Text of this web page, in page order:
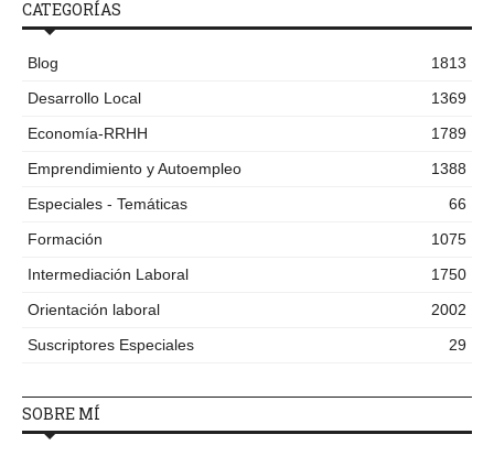
CATEGORÍAS
Blog
1813
Desarrollo Local
1369
Economía-RRHH
1789
Emprendimiento y Autoempleo
1388
Especiales - Temáticas
66
Formación
1075
Intermediación Laboral
1750
Orientación laboral
2002
Suscriptores Especiales
29
SOBRE MÍ